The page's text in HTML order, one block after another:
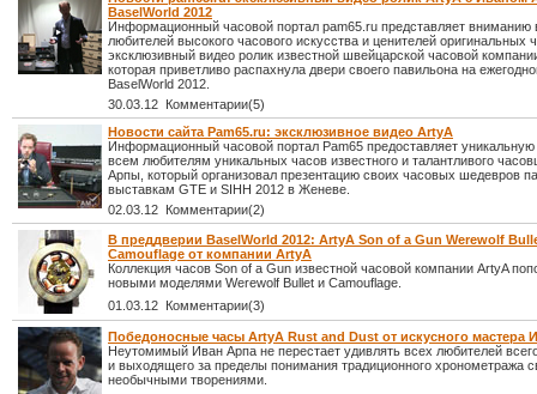
BaselWorld 2012
Информационный часовой портал pam65.ru представляет вниманию
любителей высокого часового искусства и ценителей оригинальных
эксклюзивный видео ролик известной швейцарской часовой
которая приветливо распахнула двери своего павильона на
BaselWorld 2012.
30.03.12 Комментарии(5)
Новости сайта Pam65.ru: эксклюзивное видео ArtyA
Информационный часовой портал Pam65 предоставляет
всем любителям уникальных часов известного и талантливого
Арпы, который организовал презентацию своих часовых шедевров
выставкам GTE и SIHH 2012 в Женеве.
02.03.12 Комментарии(2)
В преддверии BaselWorld 2012: ArtyA Son of a Gun Werewolf
Camouflage от компании ArtyA
Коллекция часов Son of a Gun известной часовой компании ArtyA
новыми моделями Werewolf Bullet и Camouflage.
01.03.12 Комментарии(3)
Победоносные часы ArtyA Rust and Dust от искусного мастера
Неутомимый Иван Арпа не перестает удивлять всех любителей
и выходящего за пределы понимания традиционного хронометража
необычными творениями.